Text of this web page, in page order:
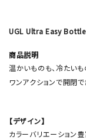
UGL Ultra Easy Bottle
商品説明
温かいものも、冷たいも
ワンアクションで開閉
【デザイン】
カラーバリエーション